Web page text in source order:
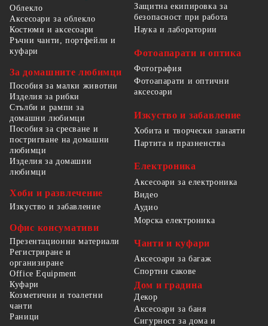
Облекло
Аксесоари за облекло
Костюми и аксесоари
Ръчни чанти, портфейли и
куфари
За домашните любимци
Пособия за малки животни
Изделия за рибки
Стълби и рампи за
домашни любимци
Пособия за сресване и
постригване на домашни
любимци
Изделия за домашни
любимци
Хоби и развлечение
Изкуство и забавление
Офис консумативи
Презентационни материали
Регистриране и
организиране
Office Equipment
Защитна екипировка за
безопасност при работа
Наука и лаборатории
Фотоапарати и оптика
Фотография
Фотоапарати и оптични
аксесоари
Изкуство и забавление
Хобита и творчески занаяти
Партита и празненства
Електроника
Аксесоари за електроника
Видео
Аудио
Морска електроника
Чанти и куфари
Аксесоари за багаж
Спортни сакове
Куфари
Козметични и тоалетни
чанти
Раници
Дом и градина
Декор
Аксесоари за баня
Сигурност за дома и